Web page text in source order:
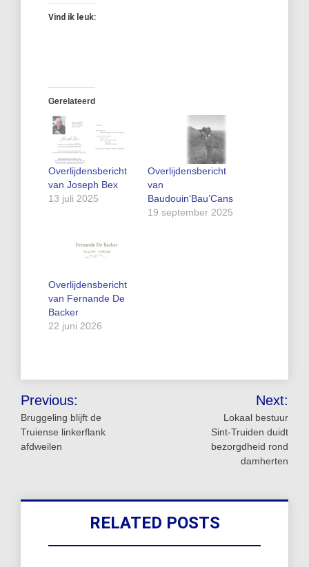
Vind ik leuk:
Gerelateerd
Overlijdensbericht
van Joseph Bex
13 juli 2025
Overlijdensbericht
van
Baudouin‘Bau’Cans
19 september 2025
Overlijdensbericht
van Fernande De
Backer
22 juni 2026
Bericht
navigatie
Previous:
Bruggeling blijft de
Truiense linkerflank
afdweilen
Next:
Lokaal bestuur
Sint‑Truiden duidt
bezorgdheid rond
damherten
RELATED POSTS